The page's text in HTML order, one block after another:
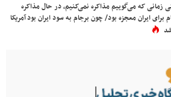
زمانی که می‌گوییم مذاکره نمی‌کنیم، در حال مذاکره
برای ایران معجزه بود/ چون برجام به سود ایران بود آمریکا